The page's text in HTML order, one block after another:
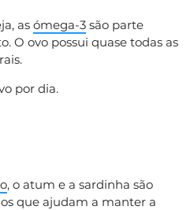
as ómega-3 são parte
O ovo possui quase todas as
por dia.
, o atum e a sardinha são
que ajudam a manter a